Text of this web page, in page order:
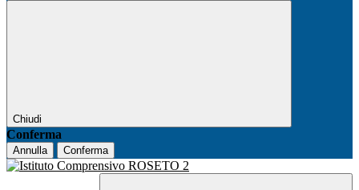
Chiudi
Conferma
Annulla Conferma